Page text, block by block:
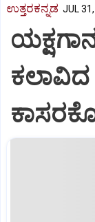
ಉತ್ತರಕನ್ನಡ JUL
ಕಲಾವಿದ